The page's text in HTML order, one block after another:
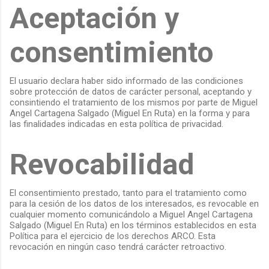
Aceptación y
consentimiento
El usuario declara haber sido informado de las condiciones
sobre protección de datos de carácter personal, aceptando y
consintiendo el tratamiento de los mismos por parte de Miguel
Angel Cartagena Salgado (Miguel En Ruta) en la forma y para
las finalidades indicadas en esta política de privacidad.
Revocabilidad
El consentimiento prestado, tanto para el tratamiento como
para la cesión de los datos de los interesados, es revocable en
cualquier momento comunicándolo a Miguel Angel Cartagena
Salgado (Miguel En Ruta) en los términos establecidos en esta
Política para el ejercicio de los derechos ARCO. Esta
revocación en ningún caso tendrá carácter retroactivo.